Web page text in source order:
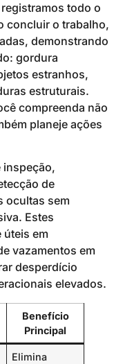
todo o
concluir o trabalho,
demonstrando
gordura
estranhos,
estruturais.
compreenda não
planeje ações
inspeção,
de
ocultas sem
Estes
em
vazamentos em
desperdício
elevados.
Benefício
Principal
Elimina